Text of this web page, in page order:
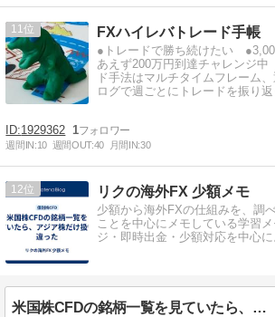
11 FXハイレバトレード手帳
●トレードで勝ち続けたい
あえず200万円到達チャレンジ
ド手法はマルチタイムフレーム
ログで週ごとにトレードを振り
1929362 1
週間IN:10 週間OUT:40 月間IN:30
12 リクの海外FX 少額メモ
少額から海外FXの仕組みを、調
ことを中心にメモしている学習
ジ・即時出金・少額対応を中心に
米国株CFDの銘柄一覧を見ていたら、アジア株だけ扱いが違った